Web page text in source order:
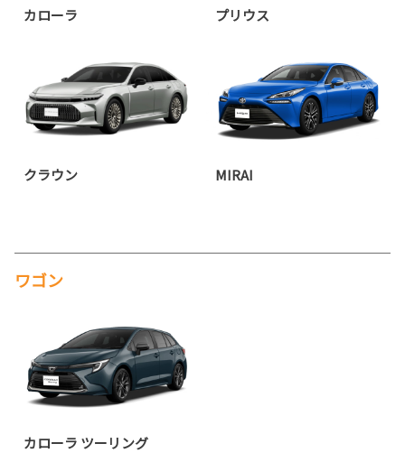
カローラ プリウス
クラウン MIRAI
ワゴン
カローラ ツーリング